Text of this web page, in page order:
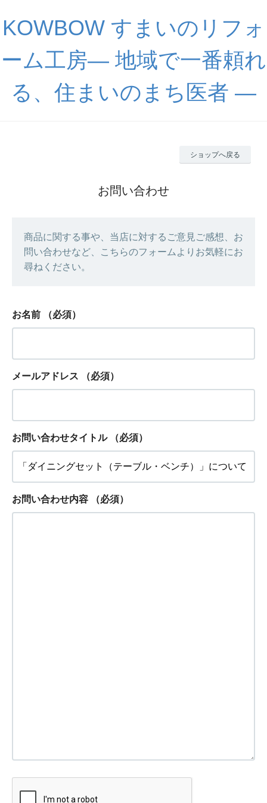
KOWBOW すまいのリフォ
ーム工房― 地域で一番頼れ
る、住まいのまち医者 ―
ショップへ戻る
お問い合わせ
商品に関する事や、当店に対するご意見ご感想、お
問い合わせなど、こちらのフォームよりお気軽にお
尋ねください。
お名前 （必須）
メールアドレス （必須）
お問い合わせタイトル （必須）
お問い合わせ内容 （必須）